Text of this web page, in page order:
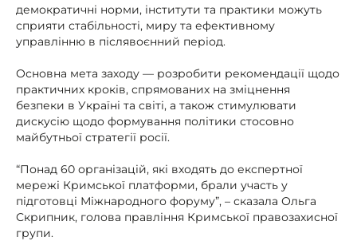
демократичні норми, інститути та практики можуть
сприяти стабільності, миру та ефективному
управлінню в післявоєнний період.
Основна мета заходу — розробити рекомендації щодо
практичних кроків, спрямованих на зміцнення
безпеки в Україні та світі, а також стимулювати
дискусію щодо формування політики стосовно
майбутньої стратегії росії.
“Понад 60 організацій, які входять до експертної
мережі Кримської платформи, брали участь у
підготовці Міжнародного форуму”, – сказала Ольга
Скрипник, голова правління Кримської правозахисної
групи.